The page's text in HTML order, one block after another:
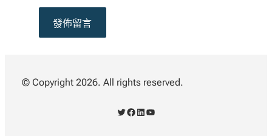
© Copyright 2026. All rights reserved.
X Facebook LinkedIn YouTube